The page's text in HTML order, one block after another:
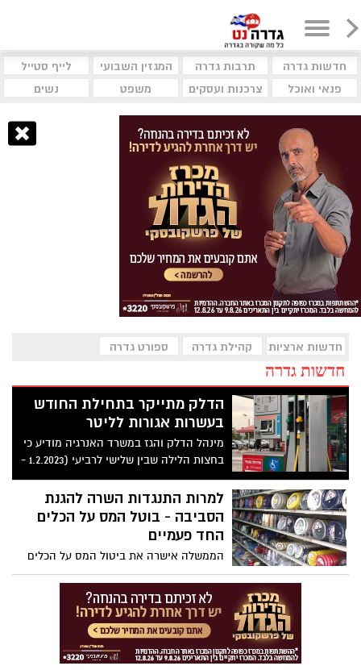
חדשות גדרה תרבות גדרה המגזין השבועי
לייף סטייל
פנאי ואוכל
צרכנות ועסקים משפט נשים
חדשות ארציות קהילת גדרה ספורט גדרה
חדשות גדרה
הדלק מתייקר בתחילת החודש
בעשרות אגורות לליטר
מינהל הדלק והגז במשרד האנרגיה מודיע כי
בחצות הלילה שבין שלישי לרביעי (1.2.2023 -
31.1.2023) יעודכנו מחירי מוצרי הדלק
הנמצאים בפיקוח, הנמכרים לצרכן בתחנות
הדלק
למרות התנגדות השרה להגנת
הסביבה - בוטל המס על הכלים
החד פעמיים
הממשלה אישרה את ביטול המס על הכלים
החד פעמיים, זאת על אף התנגדות השרה
להגנת הסביבה עידית סילמן. עמדת השרה
וגורמי המקצוע של המשרד הייתה שיש להביא
חלופה ראויה לביטול המס ולמצוא פתרון
הולם (כמו סבסוד מדיחי כלים). לטענת
משרדה, המיסוי הביא להפחתה משמעותית